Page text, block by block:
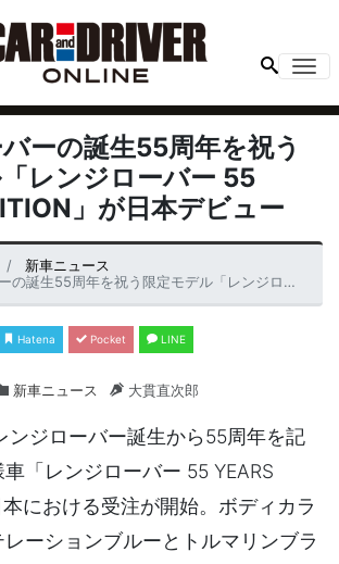
ーの誕生55周年を祝う
レンジローバー 55
」が日本デビュー
新車ニュース
年を祝う限定モデル「レンジローバー 55 YEARS EDITION」が日本デビュー
Hatena Pocket LINE
新車ニュース 大貫直次郎
ンジローバー誕生から55周年を記
「レンジローバー 55 YEARS
における受注が開始。ボディカラ
ーションブルーとトルマリンブラ